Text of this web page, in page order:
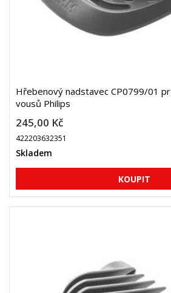
Hřebenový nadstavec CP0799/01
vousů Philips
245,00 Kč
422203632351
Skladem